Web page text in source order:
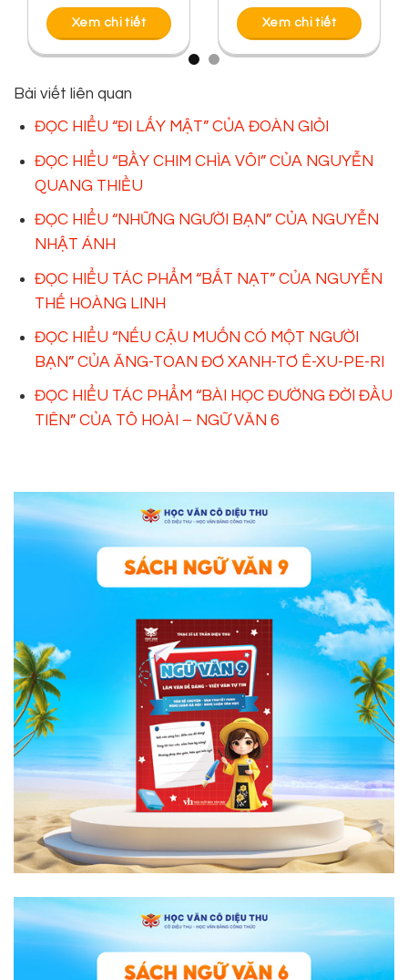
Xem chi tiết Xem chi tiết
Bài viết liên quan
ĐỌC HIỂU “ĐI LẤY MẬT” CỦA ĐOÀN GIỎI
ĐỌC HIỂU “BẦY CHIM CHÌA VÔI” CỦA NGUYỄN
QUANG THIỀU
ĐỌC HIỂU “NHỮNG NGƯỜI BẠN” CỦA NGUYỄN
NHẬT ÁNH
ĐỌC HIỂU TÁC PHẨM “BẮT NẠT” CỦA NGUYỄN
THẾ HOÀNG LINH
ĐỌC HIỂU “NẾU CẬU MUỐN CÓ MỘT NGƯỜI
BẠN” CỦA ĂNG-TOAN ĐƠ XANH-TƠ Ê-XU-PE-RI
ĐỌC HIỂU TÁC PHẨM “BÀI HỌC ĐƯỜNG ĐỜI ĐẦU
TIÊN” CỦA TÔ HOÀI – NGỮ VĂN 6